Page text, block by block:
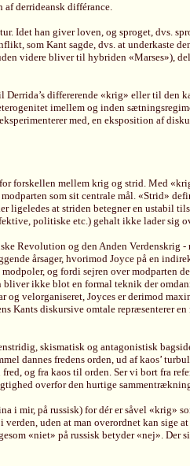
af derrideansk différance.
Idet han giver loven, og sproget, dvs.
som Kant sagde, dvs. at underkaste
videre bliver til hybriden
differerende «krig» eller til
imellem og inden
med, en eksposition af
forskellen mellem krig og strid. Med
som sit centrale mål. «Strid»
at striden betegner en ustabil
politiske etc.) gehalt ikke lader sig
Revolution og den Anden
årsager, hvorimod Joyce på en
og fordi sejren over modparten
ikke blot en formal teknik der
velorganiseret, Joyces er derimod
Kants diskursive omtale repræsenterer
skismatisk og antagonistisk
dannes fredens orden, ud af kaos’
og fra kaos til orden. Ser vi bort fra
overfor den hurtige
mir, på russisk) for dér er såvel «krig»
uden at man overordnet kan
«niet» på russisk betyder «nej».